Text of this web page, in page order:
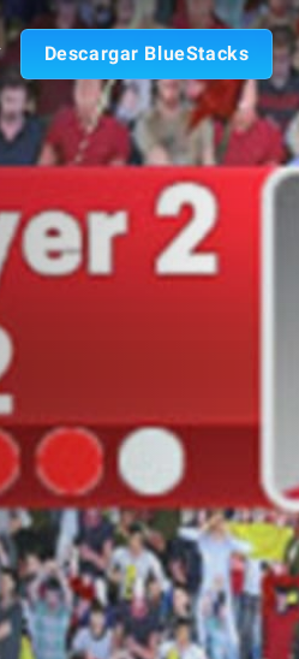
Descargar BlueStacks